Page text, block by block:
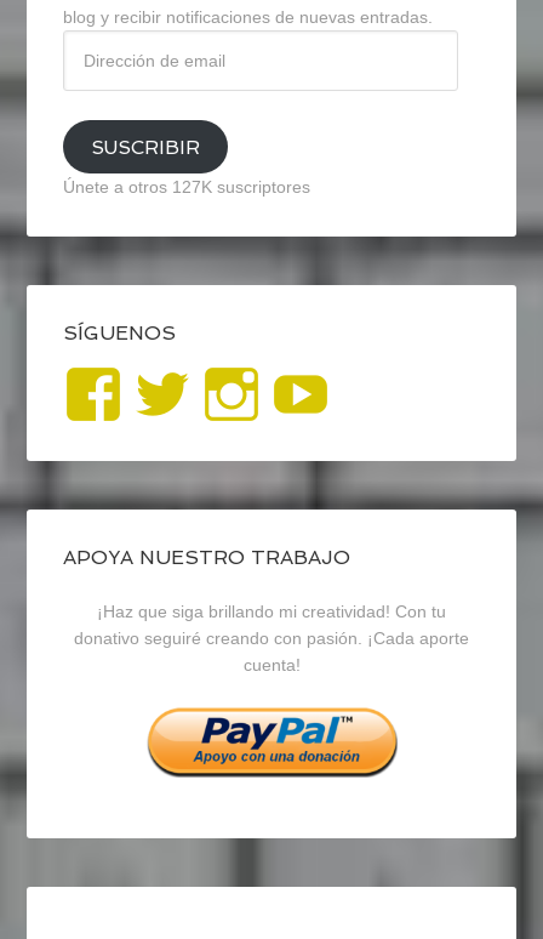
blog y recibir notificaciones de nuevas entradas.
email
SUSCRIBIR
Únete a otros 127K suscriptores
SÍGUENOS
Ver
perfil
de
blogrecursosep
en
Facebook
Ver
perfil
de
recursosep
en
Twitter
Ver
perfil
de
recursosep
en
Instagram
APOYA NUESTRO TRABAJO
¡Haz que siga brillando mi creatividad! Con tu
donativo seguiré creando con pasión. ¡Cada aporte
cuenta!